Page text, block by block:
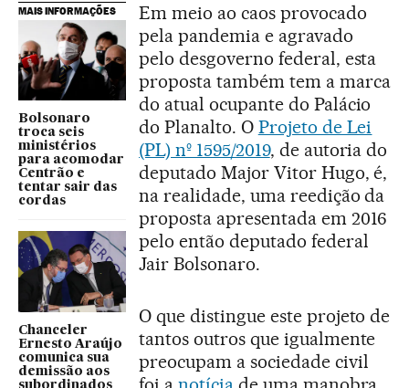
MAIS INFORMAÇÕES
Bolsonaro
troca seis
ministérios
para acomodar
Centrão e
tentar sair das
cordas
Chanceler
Ernesto Araújo
comunica sua
demissão aos
subordinados
Em meio ao caos provocado
pela pandemia e agravado
pelo desgoverno federal, esta
proposta também tem a marca
do atual ocupante do Palácio
do Planalto. O Projeto de Lei
(PL) nº 1595/2019, de autoria do
deputado Major Vitor Hugo, é,
na realidade, uma reedição da
proposta apresentada em 2016
pelo então deputado federal
Jair Bolsonaro.
O que distingue este projeto de
tantos outros que igualmente
preocupam a sociedade civil